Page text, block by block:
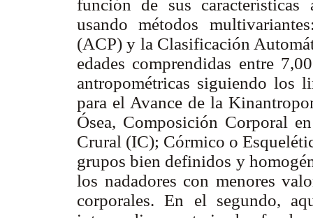
función de sus características
usando métodos
(ACP) y la Clasificación
edades comprendidas entre
antropométricas siguiendo los
para el Avance de la
Ósea, Composición Corporal
Crural (IC); Córmico o
grupos bien definidos y
los nadadores con menores
corporales. En el segundo,